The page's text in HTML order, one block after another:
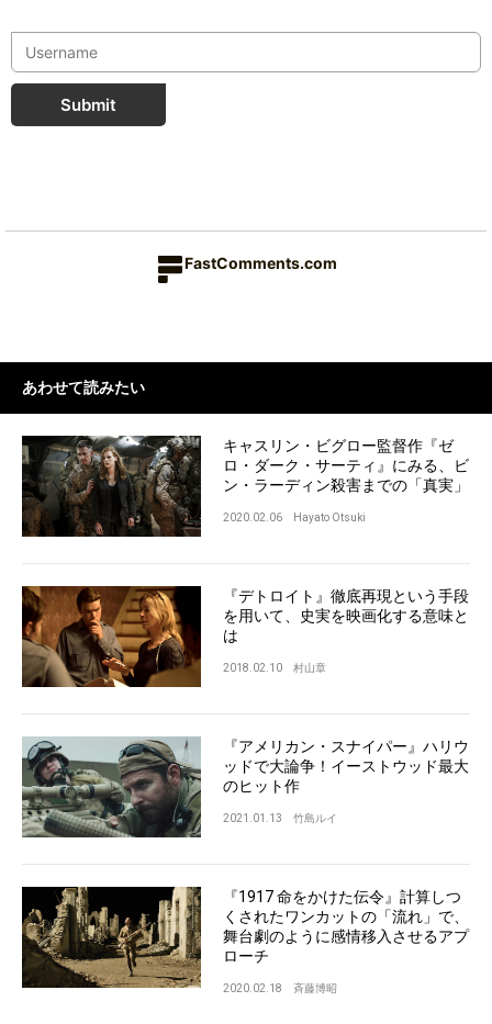
Submit
FastComments.com
あわせて読みたい
キャスリン・ビグロー監督作『ゼ
ロ・ダーク・サーティ』にみる、ビ
ン・ラーディン殺害までの「真実」
2020.02.06 Hayato Otsuki
『デトロイト』徹底再現という手段
を用いて、史実を映画化する意味と
は
2018.02.10 村山章
『アメリカン・スナイパー』ハリウ
ッドで大論争！イーストウッド最大
のヒット作
2021.01.13 竹島ルイ
『1917 命をかけた伝令』計算しつ
くされたワンカットの「流れ」で、
舞台劇のように感情移入させるアプ
ローチ
2020.02.18 斉藤博昭